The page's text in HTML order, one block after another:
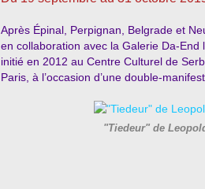
Après Épinal, Perpignan, Belgrade et
en collaboration avec la Galerie Da-End
initié en 2012 au Centre Culturel de
Paris, à l’occasion d’une double-
"Tiedeur" de